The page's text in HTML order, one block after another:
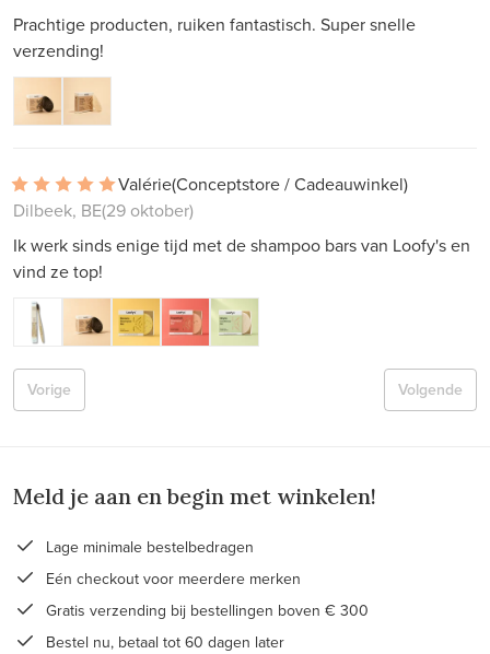
Prachtige producten, ruiken fantastisch. Super snelle
verzending!
Valérie(Conceptstore / Cadeauwinkel)
Dilbeek, BE(29 oktober)
Ik werk sinds enige tijd met de shampoo bars van Loofy's en
vind ze top!
Volgende
Vorige
Meld je aan en begin met winkelen!
Lage minimale bestelbedragen
Eén checkout voor meerdere merken
Gratis verzending bij bestellingen boven € 300
Bestel nu, betaal tot 60 dagen later